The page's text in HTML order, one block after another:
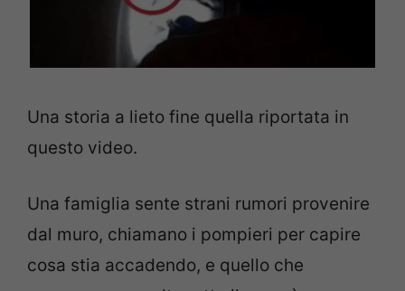
Una storia a lieto fine quella riportata in
questo video.
Una famiglia sente strani rumori provenire
dal muro, chiamano i pompieri per capire
cosa stia accadendo, e quello che